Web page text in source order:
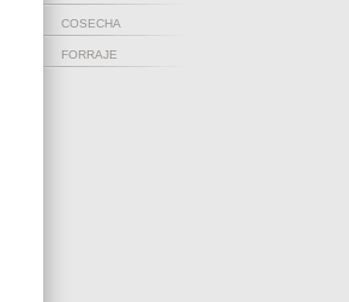
COSECHA
FORRAJE